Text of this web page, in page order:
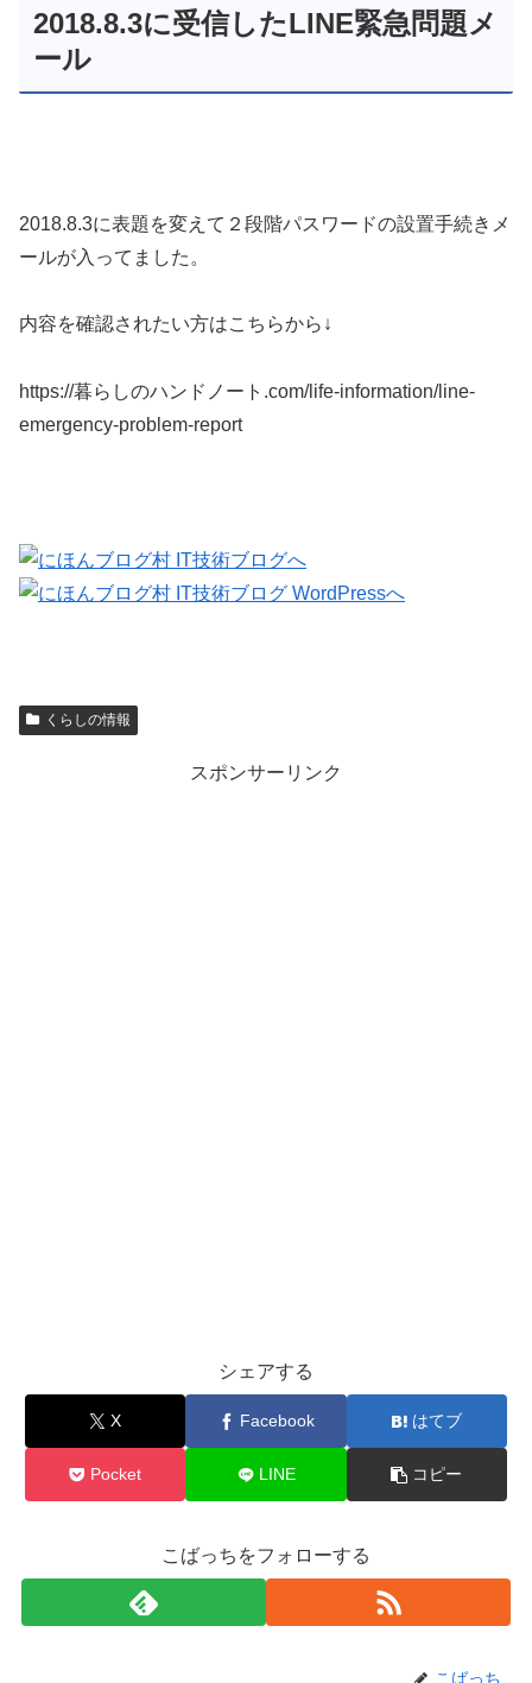
2018.8.3に受信したLINE緊急問題メ
ール
2018.8.3に表題を変えて２段階パスワードの設置手続きメ
ールが入ってました。
内容を確認されたい方はこちらから↓
https://暮らしのハンドノート.com/life-information/line-
emergency-problem-report
くらしの情報
スポンサーリンク
シェアする
X Facebook はてブ
Pocket LINE コピー
こばっちをフォローする
こばっち